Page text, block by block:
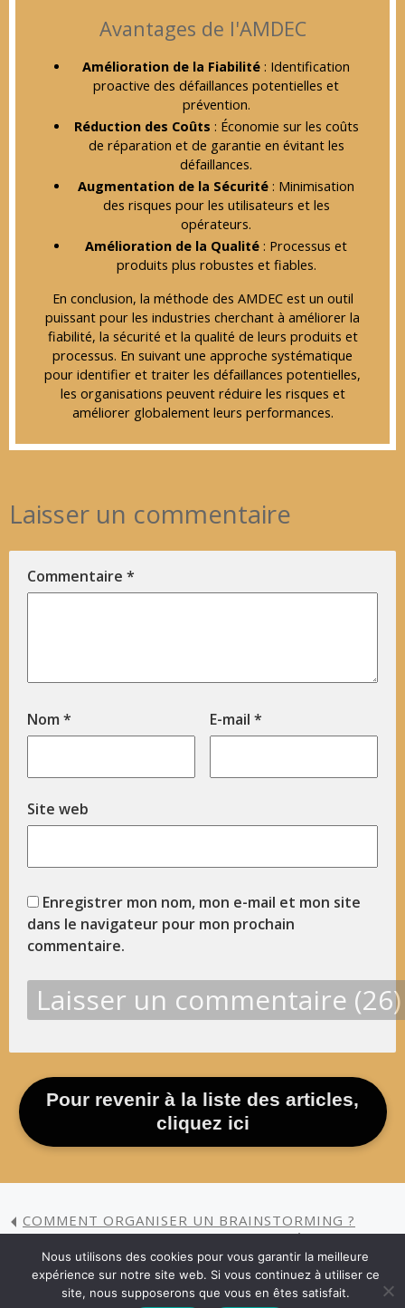
Avantages de l'AMDEC
Amélioration de la Fiabilité : Identification
proactive des défaillances potentielles et
prévention.
Réduction des Coûts : Économie sur les coûts
de réparation et de garantie en évitant les
défaillances.
Augmentation de la Sécurité : Minimisation
des risques pour les utilisateurs et les
opérateurs.
Amélioration de la Qualité : Processus et
produits plus robustes et fiables.
En conclusion, la méthode des AMDEC est un outil
puissant pour les industries cherchant à améliorer la
fiabilité, la sécurité et la qualité de leurs produits et
processus. En suivant une approche systématique
pour identifier et traiter les défaillances potentielles,
les organisations peuvent réduire les risques et
améliorer globalement leurs performances.
Laisser un commentaire
Commentaire *
Nom * E-mail *
Site web
Enregistrer mon nom, mon e-mail et mon site
dans le navigateur pour mon prochain
commentaire.
Pour revenir à la liste des articles,
cliquez ici
COMMENT ORGANISER UN BRAINSTORMING ?
Nous utilisons des cookies pour vous garantir la meilleure
expérience sur notre site web. Si vous continuez à utiliser ce
site, nous supposerons que vous en êtes satisfait.